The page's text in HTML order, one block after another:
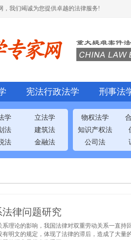
，我们竭诚为您提供卓越的法律服务!
宪法行政法学 刑事法
学
立法学
法
建筑法
法 金融法
物权法学
知识产权法
公司法
律问题研究
系理论的影响，我国法律对双重劳动关系一直
有明文的规定，体现了法律的滞后，造成了大